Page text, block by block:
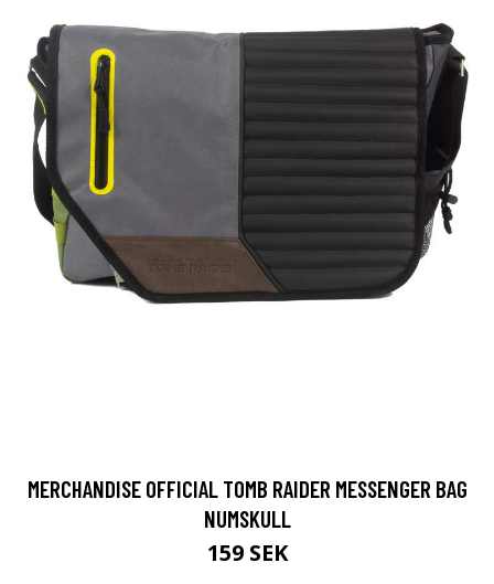
MERCHANDISE OFFICIAL TOMB RAIDER MESSENGER BAG
NUMSKULL
159 SEK